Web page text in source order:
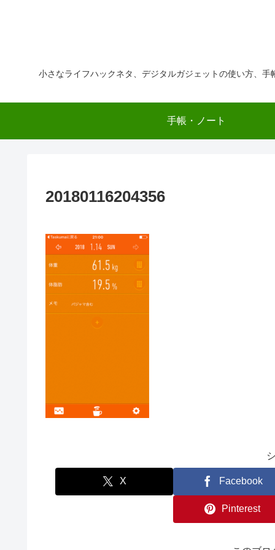
小さなライフハックネタ、デジタルガジェットの使い方、
手帳・ノート
20180116204356
X Facebook
Pinterest